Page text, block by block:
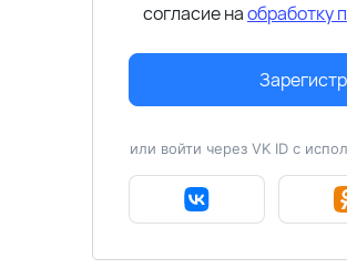
согласие наобработку
или войти через VK ID с